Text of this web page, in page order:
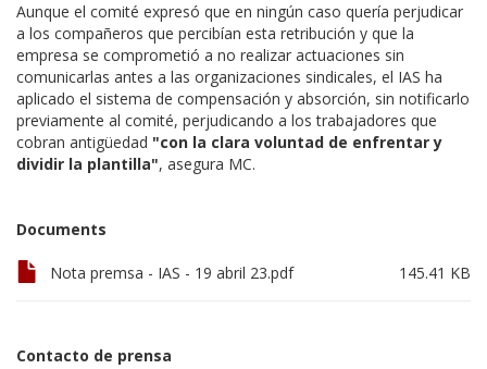
Aunque el comité expresó que en ningún caso quería perjudicar
a los compañeros que percibían esta retribución y que la
empresa se comprometió a no realizar actuaciones sin
comunicarlas antes a las organizaciones sindicales, el IAS ha
aplicado el sistema de compensación y absorción, sin notificarlo
previamente al comité, perjudicando a los trabajadores que
cobran antigüedad "con la clara voluntad de enfrentar y
dividir la plantilla", asegura MC.
Documents
Nota premsa - IAS - 19 abril 23.pdf 145.41 KB
Contacto de prensa